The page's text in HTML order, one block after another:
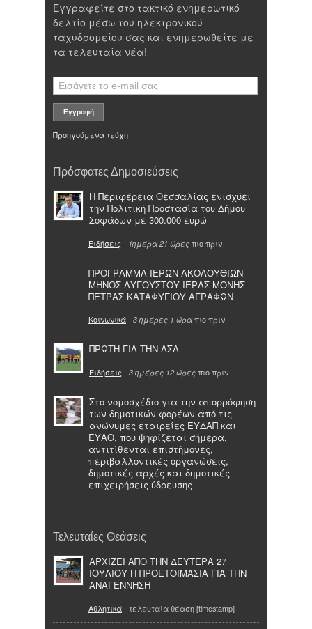
Εγγραφείτε στο τακτικό ενημερωτικό
δελτίο μέσω του ηλεκτρονικού
ταχυδρομείου σας και ενημερωθείτε με
τα τελευταία νέα!
Προηγούμενα τεύχη
Πρόσφατες Δημοσιεύσεις
Η Περιφέρεια Θεσσαλίας ενισχύει
την Πολιτική Προστασία του Δήμου
Σοφάδων με 300.000 ευρώ
Ειδήσεις - 1ημέρα 21 ώρες πιο πριν
ΠΡΟΓΡΑΜΜΑ ΙΕΡΩΝ ΑΚΟΛΟΥΘΙΩΝ
ΜΗΝΟΣ ΑΥΓΟΥΣΤΟΥ ΙΕΡΑΣ ΜΟΝΗΣ
ΠΕΤΡΑΣ ΚΑΤΑΦΥΓΙΟΥ ΑΓΡΑΦΩΝ
Κοινωνικά- 3 ημέρες 1 ώρα πιο πριν
ΠΡΩΤΗ ΓΙΑ ΤΗΝ ΑΣΑ
Ειδήσεις - 3 ημέρες 12 ώρες πιο πριν
Στο νομοσχέδιο για την απορρόφηση
των δημοτικών φορέων από τις
ανώνυμες εταιρείες ΕΥΔΑΠ και
ΕΥΑΘ, που ψηφίζεται σήμερα,
αντιτίθενται επιστήμονες,
περιβαλλοντικές οργανώσεις,
δημοτικές αρχές και δημοτικές
επιχειρήσεις ύδρευσης
Τελευταίες Θεάσεις
ΑΡΧΙΖΕΙ ΑΠΟ ΤΗΝ ΔΕΥΤΕΡΑ 27
ΙΟΥΛΙΟΥ Η ΠΡΟΕΤΟΙΜΑΣΙΑ ΓΙΑ ΤΗΝ
ΑΝΑΓΕΝΝΗΣΗ
Αθλητικά- τελευταία θέαση [timestamp]